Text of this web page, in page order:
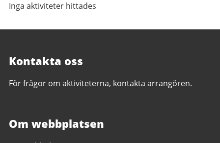
Inga aktiviteter hittades
Kontakta oss
För frågor om aktiviteterna, kontakta arrangören.
Om webbplatsen